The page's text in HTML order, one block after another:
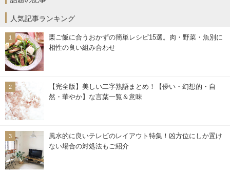
人気記事ランキング
栗ご飯に合うおかずの簡単レシピ15選。肉・野菜・魚別に
相性の良い組み合わせ
【完全版】美しい二字熟語まとめ！【儚い・幻想的・自
然・華やか】な言葉一覧＆意味
風水的に良いテレビのレイアウト特集！凶方位にしか置け
ない場合の対処法もご紹介